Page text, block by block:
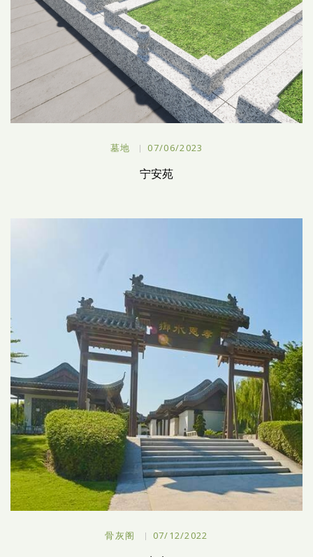
墓地 07/06/2023
宁安苑
骨灰阁 07/12/2022